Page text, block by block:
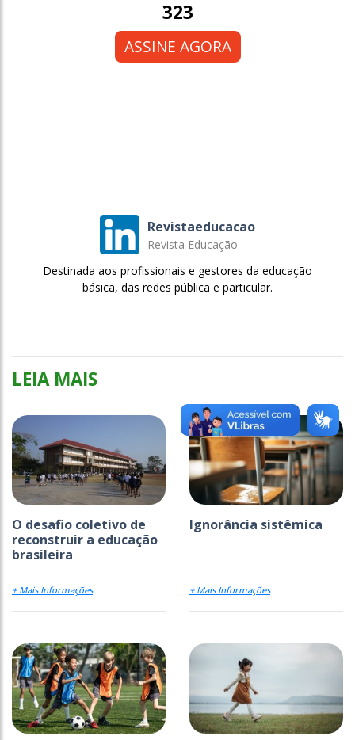
323
ASSINE AGORA
Revistaeducacao
Revista Educação
Destinada aos profissionais e gestores da educação
básica, das redes pública e particular.
LEIA MAIS
O desafio coletivo de
reconstruir a educação
brasileira
+ Mais Informações
Ignorância sistêmica
+ Mais Informações